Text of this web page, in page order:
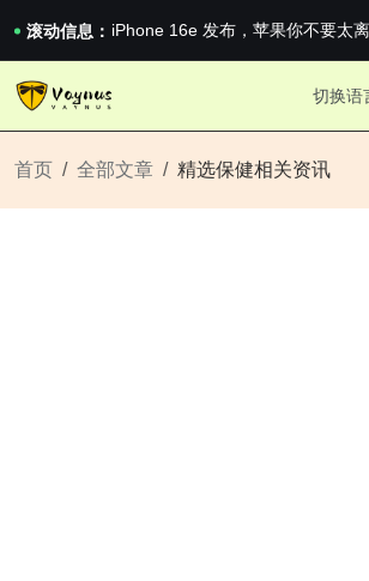
滚动信息： 2026澳网男单收官：全满贯对上全
《巅峰守卫 Highguard》正式上线
iPhone 16e 发布，苹果你不要太
iPhone 16e 发布，苹果你不要太离
切换语
首页 全部文章 精选保健相关资讯